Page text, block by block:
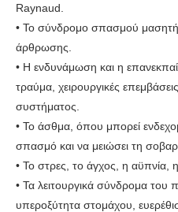
Raynaud.
• Το σύνδρομο σπασμού
άρθρωσης.
• Η ενδυνάμωση και η
τραύμα, χειρουργικές
συστήματος.
• To άσθμα, όπου μπορεί
σπασμό και να μειώσει τη
• Το στρες, το άγχος, η αϋπνία,
• Τα λειτουργικά σύνδρομα του
υπεροξύτητα στομάχου,